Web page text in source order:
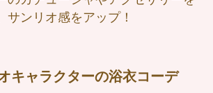
サンリオ感をアップ！
キャラクターの浴衣コーデ